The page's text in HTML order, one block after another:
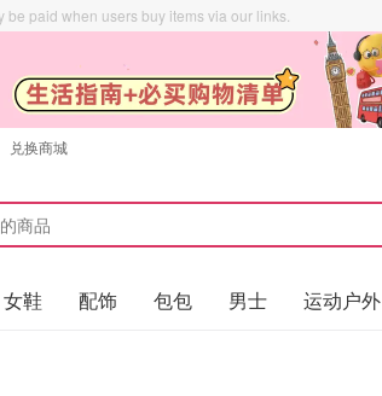
be paid when users buy items via our links.
兑换商城
女鞋 配饰 包包 男士 运动户外